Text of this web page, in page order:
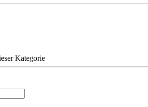
Kategorie